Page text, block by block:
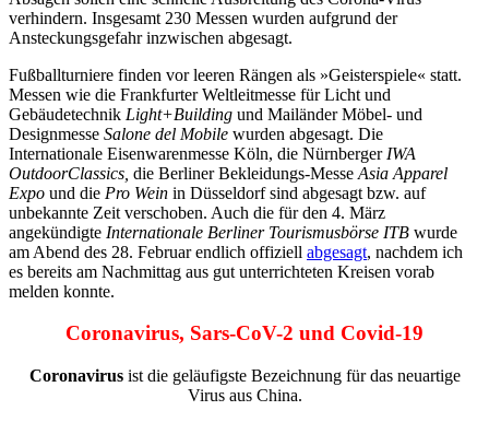
verhindern. Insgesamt 230 Messen wurden aufgrund der
Ansteckungsgefahr inzwischen abgesagt.
Fußballturniere finden vor leeren Rängen als »Geisterspiele« statt.
Messen wie die Frankfurter Weltleitmesse für Licht und
Gebäudetechnik Light+Building und Mailänder Möbel- und
Designmesse Salone del Mobile wurden abgesagt. Die
Internationale Eisenwarenmesse Köln, die Nürnberger IWA
OutdoorClassics, die Berliner Bekleidungs-Messe Asia Apparel
Expo und die Pro Wein in Düsseldorf sind abgesagt bzw. auf
unbekannte Zeit verschoben. Auch die für den 4. März
angekündigte Internationale Berliner Tourismusbörse ITB wurde
am Abend des 28. Februar endlich offiziell abgesagt, nachdem ich
es bereits am Nachmittag aus gut unterrichteten Kreisen vorab
melden konnte.
Coronavirus, Sars-CoV-2 und Covid-19
Coronavirusist die geläufigste Bezeichnung für das neuartige
Virus aus China.